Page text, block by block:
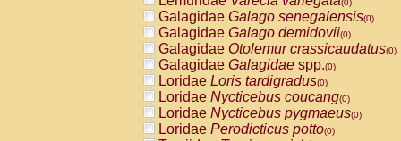
AtelidaeAlouatta seniculus(0)
AtelidaeAlouattaspp.(0)
AtelidaeAteles belzebuth(0)
AtelidaeAteles geoffroyi(0)
AtelidaeAteles paniscus(0)
AtelidaeAtelesspp.(0)
AtelidaeLagothrix lagothricha(0)
AtelidaeLagothrix lagothricha cana
PitheciidaeCacajao calvus
(0)
Galagidae Galago senegalensis(0)
Galagidae Galago demidovii(0)
Galagidae Otolemur crassicaudatus(0)
Galagidae Galagidae spp.(0)
Loridae Loris tardigradus(0)
Loridae Nycticebus coucang(0)
Loridae Nycticebus pygmaeus(0)
Loridae Perodicticus potto(0)